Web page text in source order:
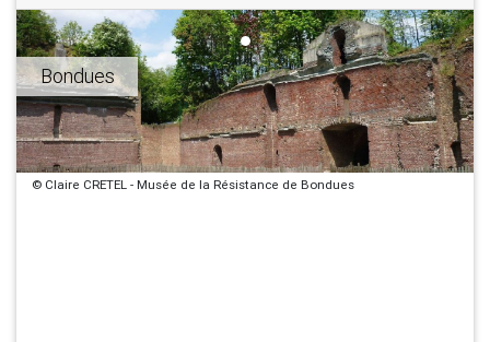
Bondues
© Claire CRETEL - Musée de la Résistance de Bondues